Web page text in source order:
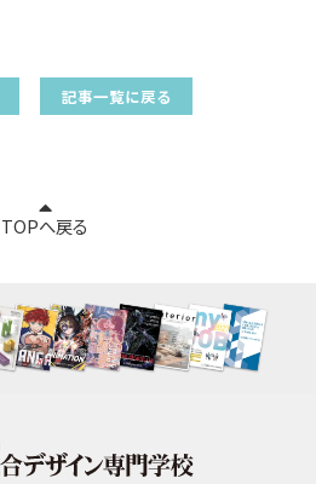
記事一覧に戻る
TOPへ戻る